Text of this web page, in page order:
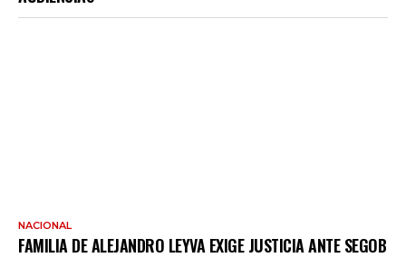
NACIONAL
FAMILIA DE ALEJANDRO LEYVA EXIGE JUSTICIA ANTE SEGOB